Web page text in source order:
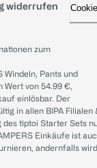
widerrufen
zum
Windeln, Pants und
Wert von 54.99 €,
einlösbar. Der
in allen BIPA Filialen
des tiptoi Starter Sets
Einkäufe ist
andernfalls wird